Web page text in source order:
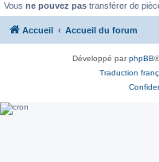
Vous ne pouvez pas transférer de
Accueil Accueil du forum
Développé parphpBB
Traduction